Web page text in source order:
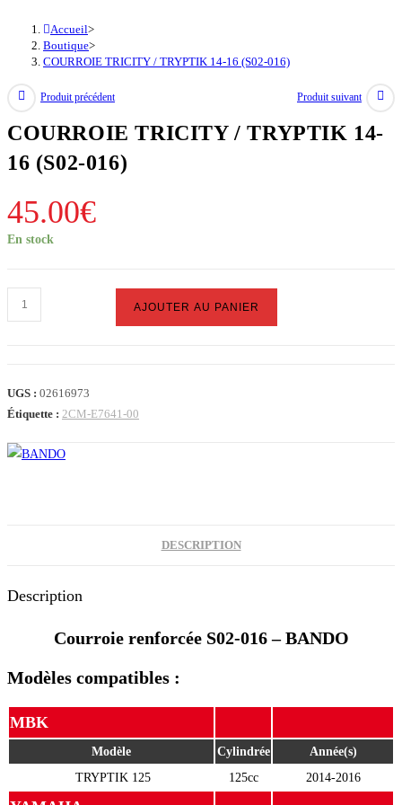
Accueil>
Boutique>
COURROIE TRICITY / TRYPTIK 14-16 (S02-016)
Produit précédent Produit suivant
COURROIE TRICITY / TRYPTIK 14-
16 (S02-016)
45.00€
En stock
quantité
de
/
TRYPTIK
16
AJOUTER AU PANIER
UGS : 02616973
Étiquette : 2CM-E7641-00
DESCRIPTION
Description
Courroie renforcée S02-016 – BANDO
Modèles compatibles :
MBK
Modèle Cylindrée
Année(s)
TRYPTIK 125
125cc 2014-2016